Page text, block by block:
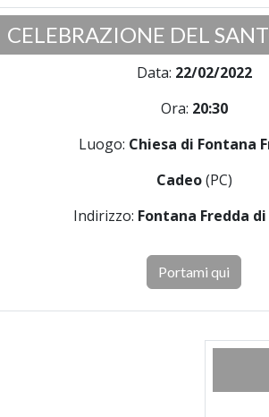
CELEBRAZIONE DEL
Data: 22/02/2022
Ora: 20:30
Luogo: Chiesa di Fontana
Cadeo(PC)
Indirizzo: Fontana Fredda
Portami qui